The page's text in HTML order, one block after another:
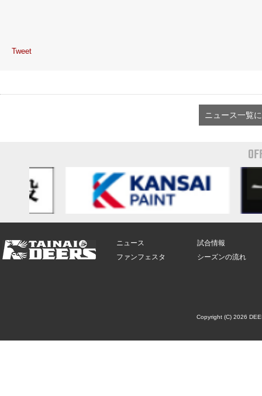
Tweet
ニュース一覧
ニュース
ファンフェスタ
試合情報
シーズンの流れ
Copyright (C) 2026